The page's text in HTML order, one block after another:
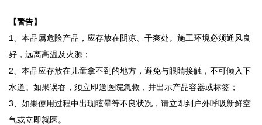
【警告】
1、本品属危险产品，应存放在阴凉、干爽处。施工环境必须通风良
好，远离高温及火源；
2、本品应存放在儿童拿不到的地方，避免与眼睛接触，不可倾入下
水道。如果误吞，须立即送医院急救，并出示产品容器或标签；
3、如果使用过程中出现眩晕等不良状况，请立即到户外呼吸新鲜空
气或立即就医。